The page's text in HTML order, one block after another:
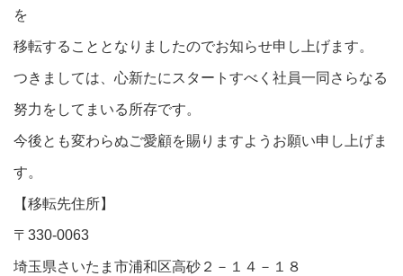
を
移転することとなりましたのでお知らせ申し上げます。
つきましては、心新たにスタートすべく社員一同さらなる
努力をしてまいる所存です。
今後とも変わらぬご愛顧を賜りますようお願い申し上げま
す。
【移転先住所】
〒330-0063
埼玉県さいたま市浦和区高砂２－１４－１８